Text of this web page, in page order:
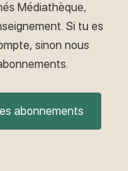
Médiathèque,
Si tu es
sinon nous
abonnements